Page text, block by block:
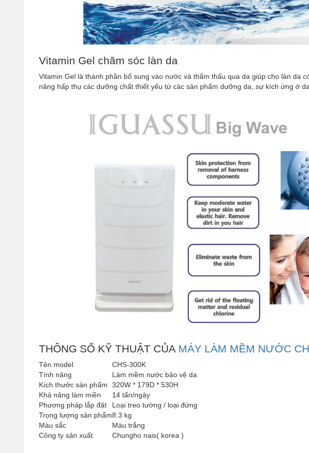
Vitamin Gel chăm sóc làn da
Vitamin Gel là thành phần bổ sung vào nước và thẩm thấu qua da giúp cho làn da
năng hấp thụ các dưỡng chất thiết yếu từ các sản phẩm dưỡng da, sự kích ứng ở
THÔNG SỐ KỸ THUẬT CỦA MÁY LÀM MỀM NƯỚC
Tên model
CHS-300K
Tính năng
Làm mềm nước bảo vệ da
Kích thước sản phẩm
320W * 179D * 530H
Khả năng làm miền
14 tấn/ngày
Phương pháp lắp đặt
Loại treo tường / loại đứng
Trọng lượng sản phẩm8.3 kg
Màu sắc
Màu trắng
Công ty sản xuất
Chungho nais( korea )